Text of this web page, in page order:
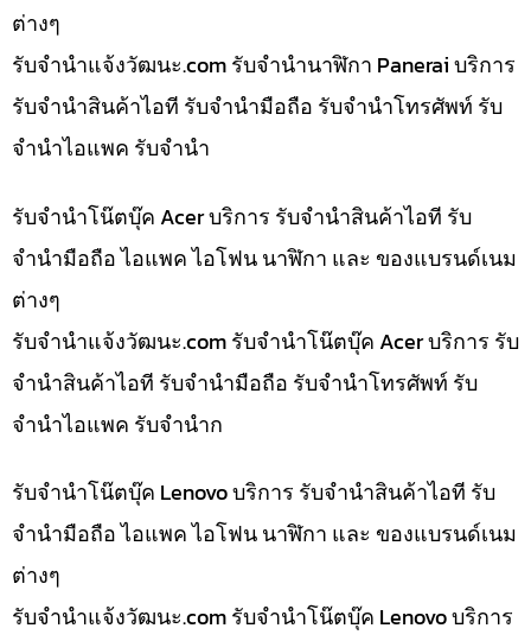
ต่างๆ
รับจํานําแจ้งวัฒนะ.com รับจำนำนาฬิกา Panerai บริการ
รับจำนำสินค้าไอที รับจำนำมือถือ รับจำนำโทรศัพท์ รับ
จำนำไอแพค รับจำนำ
รับจำนำโน๊ตบุ๊ค Acer บริการ รับจำนำสินค้าไอที รับ
จำนำมือถือ ไอแพค ไอโฟน นาฬิกา และ ของแบรนด์เนม
ต่างๆ
รับจํานําแจ้งวัฒนะ.com รับจำนำโน๊ตบุ๊ค Acer บริการ รับ
จำนำสินค้าไอที รับจำนำมือถือ รับจำนำโทรศัพท์ รับ
จำนำไอแพค รับจำนำก
รับจำนำโน๊ตบุ๊ค Lenovo บริการ รับจำนำสินค้าไอที รับ
จำนำมือถือ ไอแพค ไอโฟน นาฬิกา และ ของแบรนด์เนม
ต่างๆ
รับจํานําแจ้งวัฒนะ.com รับจำนำโน๊ตบุ๊ค Lenovo บริการ